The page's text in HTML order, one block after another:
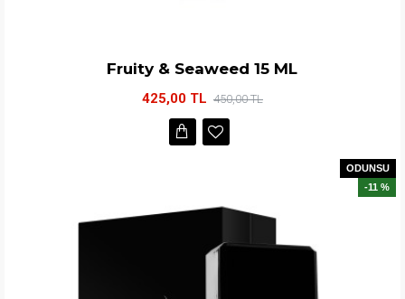
Fruity & Seaweed 15 ML
425,00 TL 450,00 TL
ODUNSU
-11 %